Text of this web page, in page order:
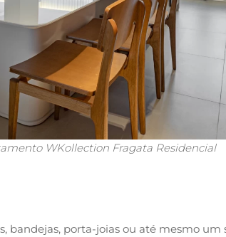
WKollection Fragata Residencial
bandejas, porta-joias ou até mesmo